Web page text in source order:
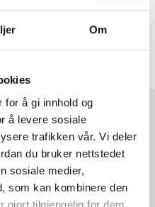
Om
for å gi innhold og
å levere sosiale
trafikken vår. Vi deler
du bruker nettstedet
sosiale medier,
som kan kombinere den
gjort tilgjengelig for dem,
ville innføre
allerede i